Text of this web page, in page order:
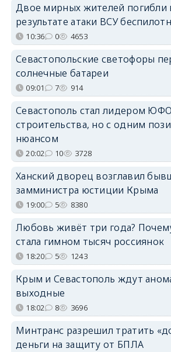
Двое мирных жителей погибли
результате атаки ВСУ
10:36 0 4653
Севастопольские светофоры
солнечные батареи
09:01 7 914
Севастополь стал лидером
строительства, но с одним
нюансом
20:02 10 3728
Ханский дворец возглавил
замминистра юстиции Крыма
19:00 5 8380
Любовь живёт три года?
стала гимном тысяч россиянок
18:20 5 1243
Крым и Севастополь ждут
выходные
18:02 8 3696
Минтранс разрешил тратить
деньги на защиту от БПЛА